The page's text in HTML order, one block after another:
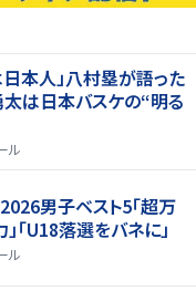
日本人」八村塁が語った
は日本バスケの“明る
ル
男子ベスト5「超万
「U18落選をバネに」
ル